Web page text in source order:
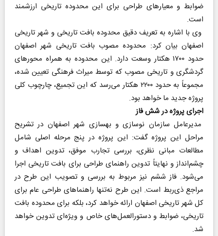
ضوابط و معیارهای طراحی برای این محدوده تاریخی ارزشمند
است.
وی با اشاره به تعریف دقیق محدوده بافت تاریخی و شهر تاریخی
اصفهان بیان کرد: محدوده مصوب بافت تاریخی شهر اصفهان
حدود ۱۷۰۰ هکتار وسعت دارد. این محدوده به همراه محورهای
گردشگری و تاریخی مصوب که توسط میراث فرهنگی تعیین شده،
مجموعاً به حدود ۲۲۰۰ هکتار می‌رسد که این تجمیع، چارچوب کلی
پروژه جدید ما خواهد بود.
اجرای پروژه‌ در شش فاز
مدیرعامل سازمان نوسازی و بهسازی شهر اصفهان در تشریح
مراحل این پروژه گفت: این پروژه در پنج مرحله اصلی شامل
مطالعات مبانی نظری، بررسی تجارب موفق، تدوین اهداف و
چشم‌انداز و نهایتاً تدوین راهنمای طراحی برای بافت تاریخی اجرا
می‌شود. فاز ششم نیز مربوط به بررسی و تصویب این طرح در
مراجع ذی‌ربط است. این طرح نه‌تنها راهنماهای طراحی عام برای
کل شهر تاریخی اصفهان ارائه خواهد کرد، بلکه برای محدوده بافت
تاریخی، ضوابط و دستورالعمل‌های خاص و ویژه‌ای تدوین خواهد
شد.